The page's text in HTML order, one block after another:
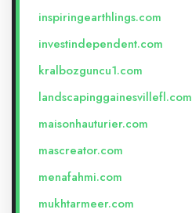
inspiringearthlings.com
investindependent.com
kralbozguncu1.com
landscapinggainesvillefl.com
maisonhauturier.com
mascreator.com
menafahmi.com
mukhtarmeer.com